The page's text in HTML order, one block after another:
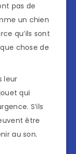
pas de
un chien
qu’ils sont
chose de
leur
qui
S’ils
être
au son.